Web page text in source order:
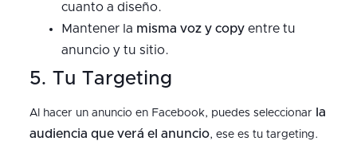
cuanto a diseño.
Mantener la misma voz y copyentre tu
anuncio y tu sitio.
5. Tu Targeting
Al hacer un anuncio en Facebook, puedes seleccionar
la
audiencia que verá el anuncio, ese es tu targeting.